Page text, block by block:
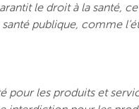
le droit à la santé,
publique, comme
pour les produits et